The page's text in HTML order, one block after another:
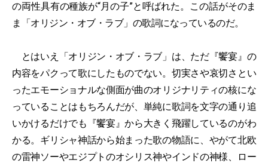
の両性具有の種族が“月の子”と呼ばれた。この話がそのま
ま「オリジン・オブ・ラブ」の歌詞になっているのだ。
とはいえ「オリジン・オブ・ラブ」は、ただ『饗宴』の
内容をパクって歌にしたものでない。切実さや哀切さとい
ったエモーショナルな側面が曲のオリジナリティの核にな
っていることはもちろんだが、単純に歌詞を文字の通り追
いかけるだけでも『饗宴』から大きく飛躍しているのがわ
かる。ギリシャ神話から始まった歌の物語に、やがて北欧
の雷神ソーやエジプトのオシリス神やインドの神様、ロー